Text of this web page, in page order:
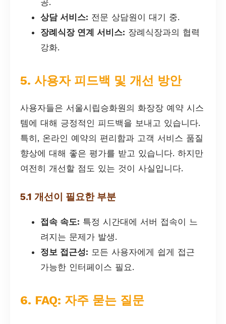
상담 서비스: 전문 상담원이 대기 중.
장례식장 연계 서비스: 장례식장과의 협력
강화.
5. 사용자 피드백 및 개선 방안
사용자들은 서울시립승화원의 화장장 예약 시스
템에 대해 긍정적인 피드백을 보내고 있습니다.
특히, 온라인 예약의 편리함과 고객 서비스 품질
향상에 대해 좋은 평가를 받고 있습니다. 하지만
여전히 개선할 점도 있는 것이 사실입니다.
5.1 개선이 필요한 부분
접속 속도: 특정 시간대에 서버 접속이 느
려지는 문제가 발생.
정보 접근성: 모든 사용자에게 쉽게 접근
가능한 인터페이스 필요.
6. FAQ: 자주 묻는 질문